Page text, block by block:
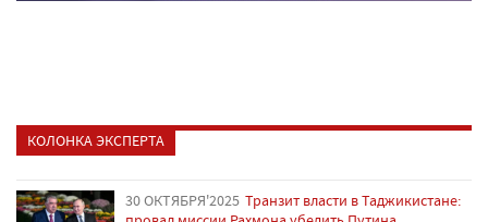
КОЛОНКА ЭКСПЕРТА
30 ОКТЯБРЯ'2025 Транзит власти в Таджикистане: